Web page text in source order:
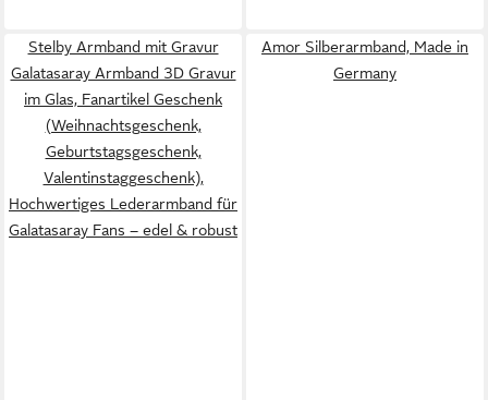
Stelby Armband mit Gravur
Galatasaray Armband 3D Gravur
im Glas, Fanartikel Geschenk
(Weihnachtsgeschenk,
Geburtstagsgeschenk,
Valentinstaggeschenk),
Hochwertiges Lederarmband für
Galatasaray Fans – edel & robust
Amor Silberarmband, Made in
Germany